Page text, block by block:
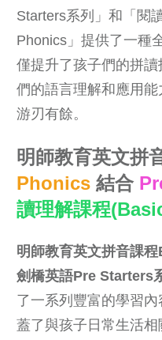
Starters系列」和「閱
Phonics」提供了一種
僅提升了孩子們的拼
們的語言理解和應用
游刃有餘。
明師教育英文拼
Phonics 結合
讀理解課程
明師教育英文拼音課程
劍橋英語Pre Starters
了一系列豐富的學習
蓋了與孩子日常生活相